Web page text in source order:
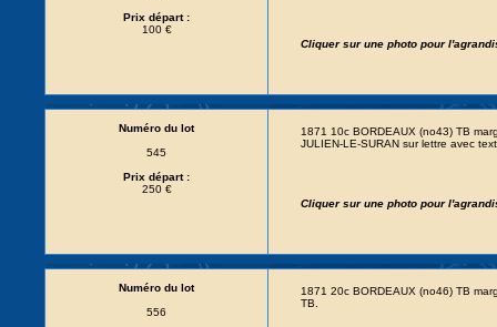
Prix départ :
100 €
Cliquer sur une photo pour
Numéro du lot
545
Prix départ :
250 €
1871 10c BORDEAUX (no43) TB
JULIEN-LE-SURAN sur lettre avec
Cliquer sur une photo pour
Numéro du lot
556
1871 20c BORDEAUX (no46) TB
TB.